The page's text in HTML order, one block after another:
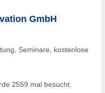
GmbH
Seminare, kostenlose
2559 mal besucht.